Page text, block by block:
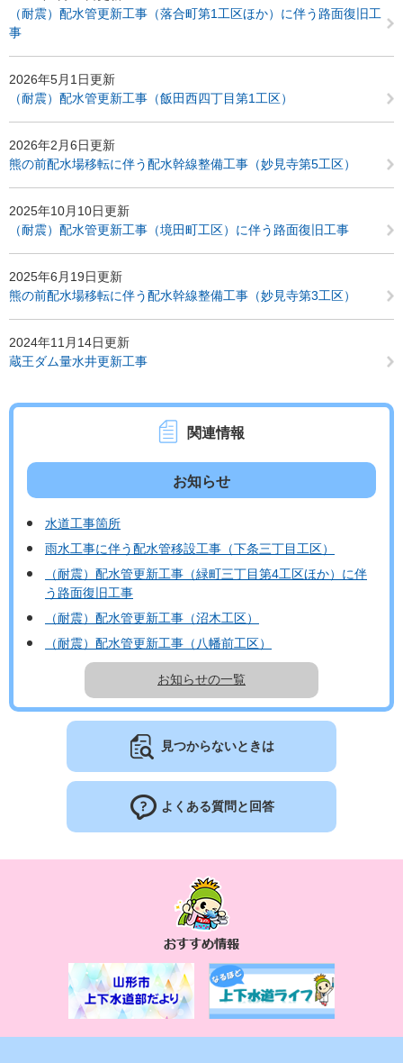
（耐震）配水管更新工事（落合町第1工区ほか）に伴う路面復旧工
事
2026年5月1日更新
（耐震）配水管更新工事（飯田西四丁目第1工区）
2026年2月6日更新
熊の前配水場移転に伴う配水幹線整備工事（妙見寺第5工区）
2025年10月10日更新
（耐震）配水管更新工事（境田町工区）に伴う路面復旧工事
2025年6月19日更新
熊の前配水場移転に伴う配水幹線整備工事（妙見寺第3工区）
2024年11月14日更新
蔵王ダム量水井更新工事
関連情報
お知らせ
水道工事箇所
雨水工事に伴う配水管移設工事（下条三丁目工区）
（耐震）配水管更新工事（緑町三丁目第4工区ほか）に伴
う路面復旧工事
（耐震）配水管更新工事（沼木工区）
（耐震）配水管更新工事（八幡前工区）
お知らせの一覧
見つからないときは
よくある質問と回答
す
め
情
報